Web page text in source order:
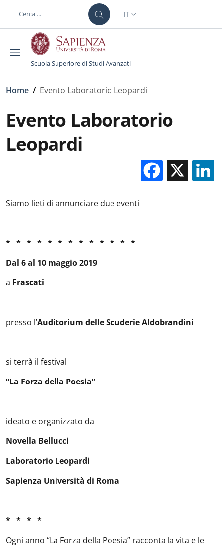
al contenuto principale
SELETTORE LINGUA:
IT
Scuola Superiore di Studi Avanzati
Briciole di pane
Home / Evento Laboratorio Leopardi
Evento Laboratorio
Leopardi
X
Siamo lieti di annunciare due eventi
* * * * * * * * * * * * *
Dal 6 al 10 maggio 2019
a Frascati
presso l’Auditorium delle Scuderie Aldobrandini
si terrà il festival
“La Forza della Poesia”
ideato e organizzato da
Novella Bellucci
Laboratorio Leopardi
Sapienza Università di Roma
* * * *
Ogni anno “La Forza della Poesia” racconta la vita e le